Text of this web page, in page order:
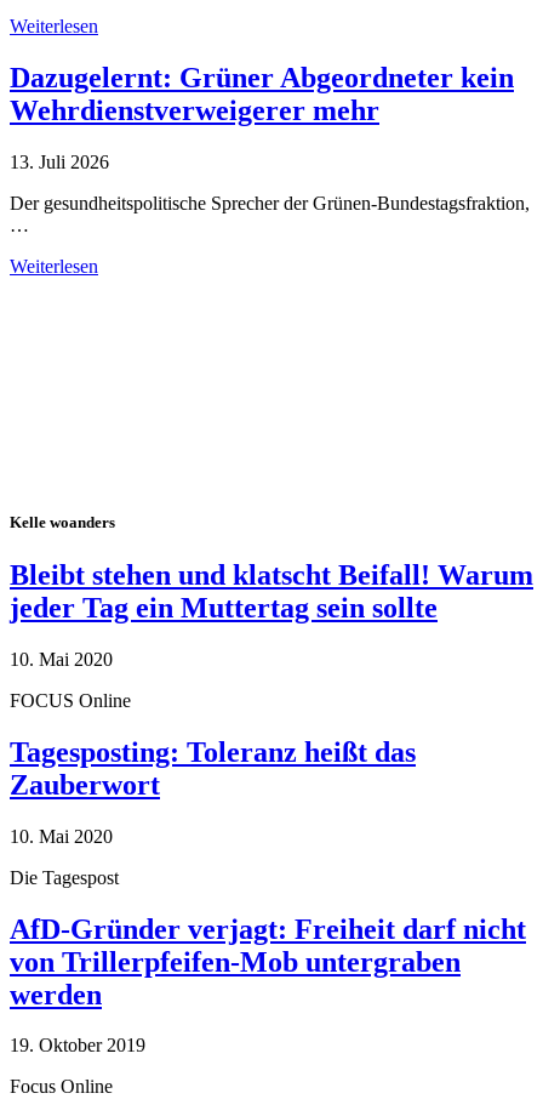
Weiterlesen
Dazugelernt: Grüner Abgeordneter kein
Wehrdienstverweigerer mehr
13. Juli 2026
Der gesundheitspolitische Sprecher der Grünen-Bundestagsfraktion,
…
Weiterlesen
Kelle woanders
Bleibt stehen und klatscht Beifall! Warum
jeder Tag ein Muttertag sein sollte
10. Mai 2020
FOCUS Online
Tagesposting: Toleranz heißt das
Zauberwort
10. Mai 2020
Die Tagespost
AfD-Gründer verjagt: Freiheit darf nicht
von Trillerpfeifen-Mob untergraben
werden
19. Oktober 2019
Focus Online